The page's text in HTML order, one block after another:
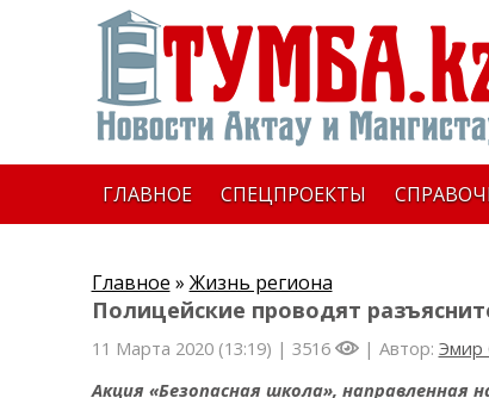
ГЛАВНОЕ СПЕЦПРОЕКТЫ
Главное » Жизнь региона
Полицейские проводят
11 Марта 2020 (13:19) | 3516 | Автор: Эмир
Акция «Безопасная школа»,